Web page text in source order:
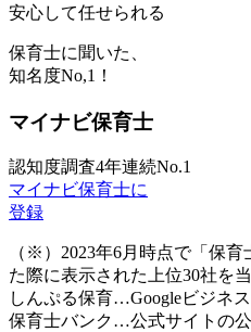
安心して任せられる
保育士に聞いた、
知名度No,1！
マイナビ保育士
認知度調査4年連続No.1
マイナビ保育士に
登録
（※）2023年6月時点で「保
た際に表示された上位30社を
しんぷる保育…Googleビジネ
保育士バンク…公式サイトの